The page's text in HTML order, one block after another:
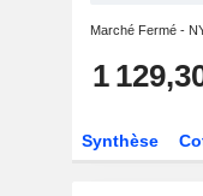
Marché Fermé -
1
Synthèse